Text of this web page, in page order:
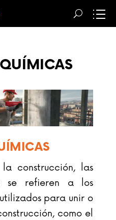
construcción, las
se refieren a los
para unir o
como el